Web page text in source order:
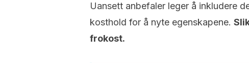
Uansett anbefaler leger å inkludere
kosthold for å nyte egenskapene.
frokost.